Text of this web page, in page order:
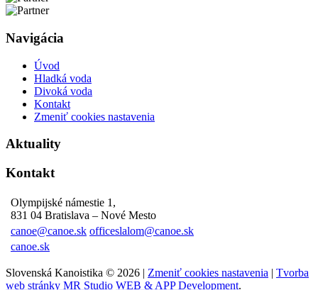
Navigácia
Úvod
Hladká voda
Divoká voda
Kontakt
Zmeniť cookies nastavenia
Aktuality
Kontakt
Olympijské námestie 1,
831 04 Bratislava – Nové Mesto
canoe@canoe.sk officeslalom@canoe.sk
canoe.sk
Slovenská Kanoistika © 2026 | Zmeniť cookies nastavenia | Tvorba
web stránky MR Studio WEB & APP Development.